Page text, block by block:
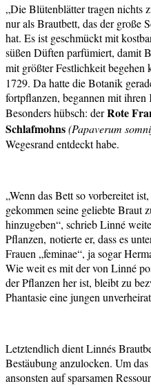
„Die Blütenblätter tragen nichts
nur als Brautbett, das der große
hat. Es ist geschmückt mit
süßen Düften parfümiert, damit
mit größter Festlichkeit begehen
1729. Da hatte die Botanik
fortpflanzen, begannen mit
Besonders hübsch: derRote
Schlafmohns(Papaverum
Wegesrand entdeckt habe.
„Wenn das Bett so vorbereitet
gekommen seine geliebte Braut
hinzugeben“, schrieb Linné
Pflanzen, notierte er, dass es
Frauen „feminae“, ja sogar
Wie weit es mit der von Linné
der Pflanzen her ist, bleibt zu
Phantasie eine jungen
Letztendlich dient Linnés
Bestäubung anzulocken. Um
ansonsten auf sparsamen